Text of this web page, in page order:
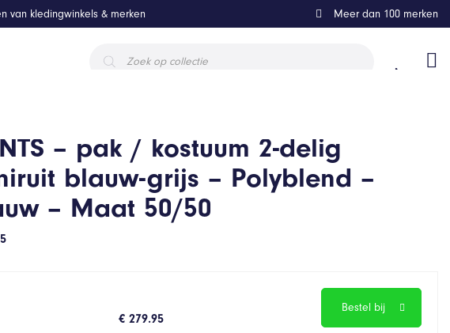
zoeken
van kledingwinkels & merken Meer dan 100 merken
– pak / kostuum 2-delig
blauw-grijs – Polyblend –
– Maat 50/50
€ 279.95
Bestel bij